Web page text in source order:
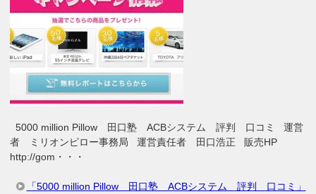
5000 million Pillow 田口塾 ACBシステム 評判 口コミ 運営
者 ミリオンピロー事務局 運営責任者 田口浩正 販売HP
http://gom・・・
「5000 million Pillow 田口塾 ACBシステム 評判 口コミ」